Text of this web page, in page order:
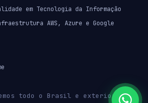
em Tecnologia da Informação
AWS, Azure e Google
todo o Brasil e exterior